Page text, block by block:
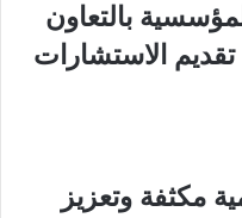
بالتعاون
الاستشارات
مكثفة وتعزيز